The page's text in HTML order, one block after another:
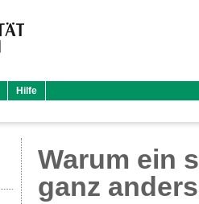
Hilfe
Warum ein
ganz